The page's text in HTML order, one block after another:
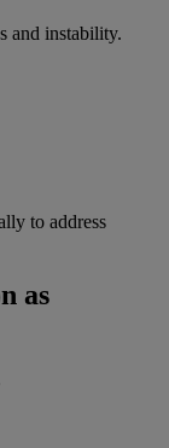
and instability.
to address
as